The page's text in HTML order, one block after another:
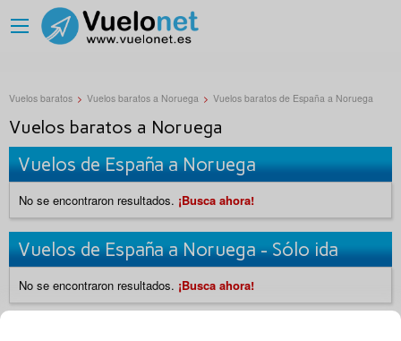
Vuelos baratos > Vuelos baratos a Noruega > Vuelos baratos de España a Noruega
Vuelos baratos a Noruega
Vuelos de España a Noruega
No se encontraron resultados. ¡Busca ahora!
Vuelos de España a Noruega - Sólo ida
No se encontraron resultados. ¡Busca ahora!